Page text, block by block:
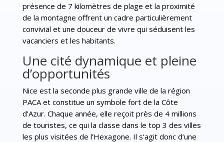
présence de 7 kilomètres de plage et la proximité
de la montagne offrent un cadre particulièrement
convivial et une douceur de vivre qui séduisent les
vacanciers et les habitants.
Une cité dynamique et pleine
d’opportunités
Nice est la seconde plus grande ville de la région
PACA et constitue un symbole fort de la Côte
d’Azur. Chaque année, elle reçoit près de 4 millions
de touristes, ce qui la classe dans le top 3 des villes
les plus visitées de l’Hexagone. Il s’agit donc d’une